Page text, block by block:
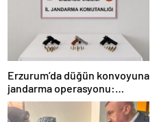
Erzurum’da düğün konvoyuna
jandarma operasyonu:
Silahlar ele geçirildi, ağır
cezalar kesildi